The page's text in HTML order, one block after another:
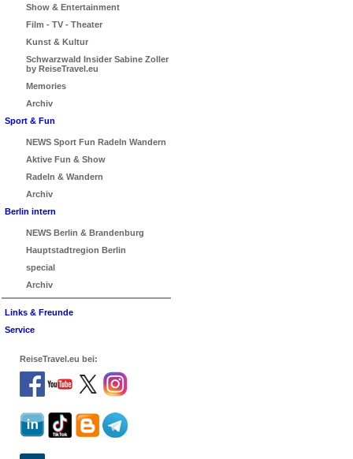
Show & Entertainment
Film - TV - Theater
Kunst & Kultur
Schwarzwald Insider Sabine Zoller
by ReiseTravel.eu
Memories
Archiv
Sport & Fun
NEWS Sport Fun Radeln Wandern
Aktive Fun & Show
Radeln & Wandern
Archiv
Berlin intern
NEWS Berlin & Brandenburg
Hauptstadtregion Berlin
special
Archiv
Links & Freunde
Service
ReiseTravel.eu bei: